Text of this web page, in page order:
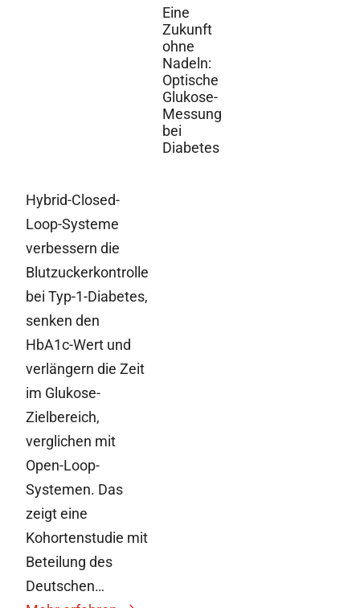
Eine
Zukunft
ohne
Nadeln:
Optische
Glukose-
Messung
bei
Diabetes
Hybrid-Closed-
Loop-Systeme
verbessern die
Blutzuckerkontrolle
bei Typ-1-Diabetes,
senken den
HbA1c-Wert und
verlängern die Zeit
im Glukose-
Zielbereich,
verglichen mit
Open-Loop-
Systemen. Das
zeigt eine
Kohortenstudie mit
Beteilung des
Deutschen…